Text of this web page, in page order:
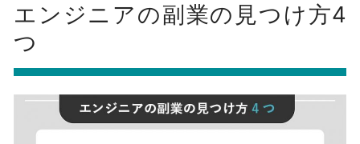
エンジニアの副業の見つけ方4
つ